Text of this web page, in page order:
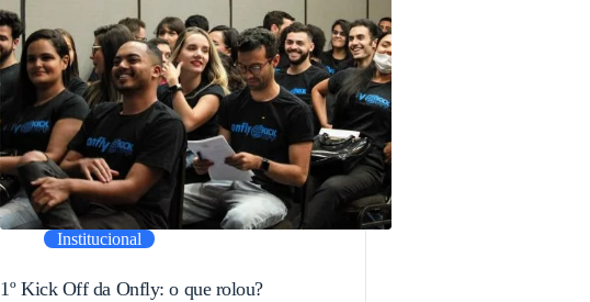
Institucional
1º Kick Off da Onfly: o que rolou?